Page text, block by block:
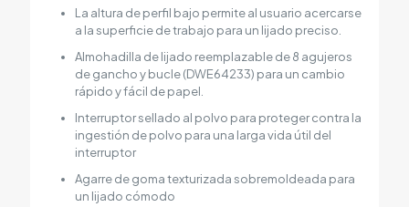
La altura de perfil bajo permite al usuario acercarse
a la superficie de trabajo para un lijado preciso.
Almohadilla de lijado reemplazable de 8 agujeros
de gancho y bucle (DWE64233) para un cambio
rápido y fácil de papel.
Interruptor sellado al polvo para proteger contra la
ingestión de polvo para una larga vida útil del
interruptor
Agarre de goma texturizada sobremoldeada para
un lijado cómodo